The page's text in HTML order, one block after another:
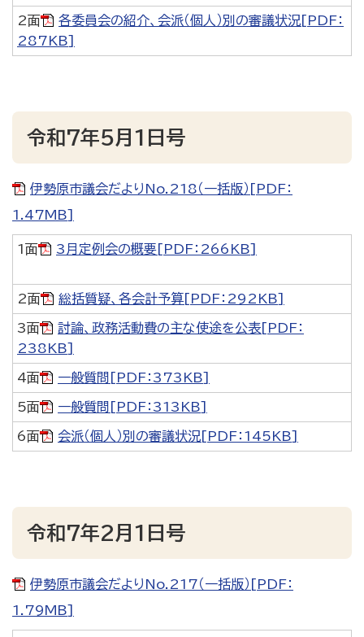
2面
各委員会の紹介、会派（個人）別の審議状況[PDF：
287KB]
令和7年5月1日号
伊勢原市議会だよりNo.218（一括版）[PDF：
1.47MB]
1面 3月定例会の概要[PDF：266KB]
2面 総括質疑、各会計予算[PDF：292KB]
3面
討論、政務活動費の主な使途を公表[PDF：
238KB]
4面 一般質問[PDF：373KB]
5面 一般質問[PDF：313KB]
6面 会派（個人）別の審議状況[PDF：145KB]
令和7年2月1日号
伊勢原市議会だよりNo.217（一括版）[PDF：
1.79MB]